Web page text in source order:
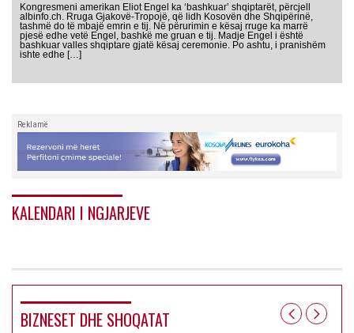
Kongresmeni amerikan Eliot Engel ka ‘bashkuar’ shqiptarët, përcjell
albinfo.ch. Rruga Gjakovë-Tropojë, që lidh Kosovën dhe Shqipërinë,
tashmë do të mbajë emrin e tij. Në përurimin e kësaj rruge ka marrë
pjesë edhe vetë Engel, bashkë me gruan e tij. Madje Engel i është
bashkuar valles shqiptare gjatë kësaj ceremonie. Po ashtu, i pranishëm
ishte edhe […]
Reklamë
KALENDARI I NGJARJEVE
BIZNESET DHE SHOQATAT